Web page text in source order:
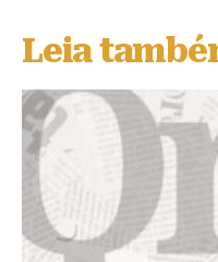
s
k
y
e
b
o
o
k
s
A
p
Leia